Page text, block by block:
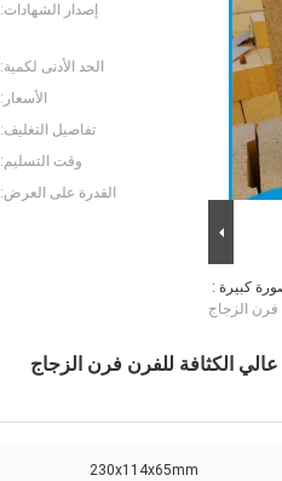
كبيرة :
فرن الزجاج
إصدار الشهادات:
الحد الأدنى لكمية:
الأسعار:
تفاصيل التغليف:
وقت التسليم:
القدرة على العرض:
230x114x65mm